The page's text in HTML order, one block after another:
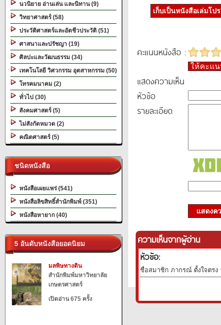
นวนิยาย อ่านเล่น และนิทาน (9)
วิทยาศาสตร์ (58)
ประวัติศาสตร์และอัตชีวประวัติ (51)
ศาสนาและปรัชญา (19)
ศิลปะและวัฒนธรรม (34)
เทคโนโลยี วิศวกรรม อุตสาหกรรม (50)
โทรคมนาคม (2)
ทั่วไป (30)
สังคมศาสตร์ (5)
ไม่สังกัดหมวด (2)
คณิตศาสตร์ (5)
ชนิดหนังสือ
หนังสือเผยแพร่ (541)
หนังสือลิขสิทธิ์สำนักพิมพ์ (351)
หนังสือหายาก (40)
5 อันดับหนังสือยอดนิยม
มลพิษทางดิน
สำนักพิมพ์มหาวิทยาลัย
เกษตรศาสตร์
เปิดอ่าน 675 ครั้ง
เก็บเป็นหนังสือเล่มโป
คะแนนหนังสือ :
ให้คะแ
แสดงความเห็น
หัวข้อ
รายละเอียด
แสดงค
ความเห็นจากผู้อ่าน
หัวข้อ:
ชื่อสมาชิก ภากรณ์ ตั้งใจตรง